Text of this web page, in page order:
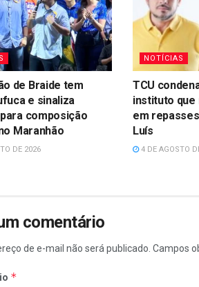
de Braide tem
e sinaliza
composição
Maranhão
DE 2026
NOTÍCIAS
TCU
instituto que
em
Luís
4 DE AGOSTO
comentário
de e-mail não será publicado. Campos
*